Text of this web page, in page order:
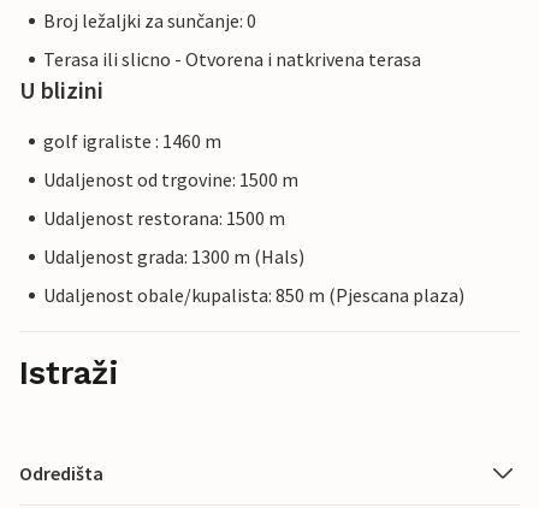
Broj ležaljki za sunčanje: 0
Terasa ili slicno - Otvorena i natkrivena terasa
U blizini
golf igraliste : 1460 m
Udaljenost od trgovine: 1500 m
Udaljenost restorana: 1500 m
Udaljenost grada: 1300 m (Hals)
Udaljenost obale/kupalista: 850 m (Pjescana plaza)
Istraži
Odredišta